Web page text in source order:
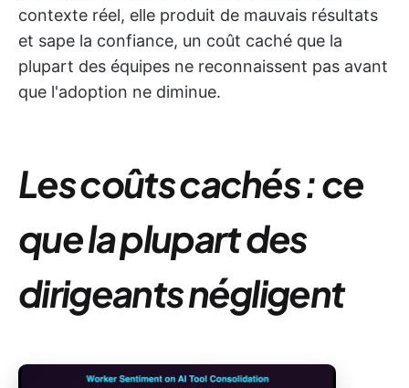
contexte réel, elle produit de mauvais résultats
et sape la confiance, un coût caché que la
plupart des équipes ne reconnaissent pas avant
que l'adoption ne diminue.
Les coûts cachés : ce
que la plupart des
dirigeants négligent